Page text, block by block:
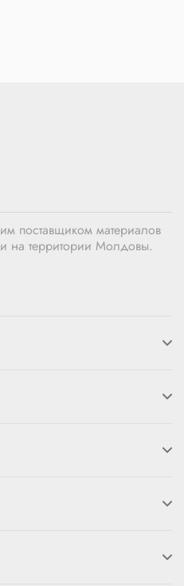
поставщиком материалов
на территории Молдовы.